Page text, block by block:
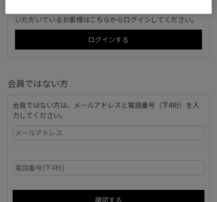
いただいているお客様はこちらからログインしてください。
会員ではない方
会員ではない方は、メールアドレスと電話番号（下4桁）を入
力してください。